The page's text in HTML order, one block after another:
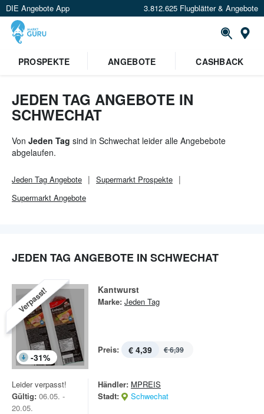
DIE Angebote App 3.812.625 Flugblätter & Angebote
Standort festlegen
PROSPEKTE ANGEBOTE CASHBACK
JEDEN TAG ANGEBOTE IN
SCHWECHAT
Von Jeden Tag sind in Schwechat leider alle Angebebote
abgelaufen.
Jeden Tag Angebote Supermarkt Prospekte
Supermarkt Angebote
JEDEN TAG ANGEBOTE IN SCHWECHAT
Verpasst!
-31%
Kantwurst
Marke: Jeden Tag
Preis: € 4,39 € 6,39
Leider verpasst!
Gültig: 06.05. -
20.05.
Händler: MPREIS
Stadt:
Schwechat